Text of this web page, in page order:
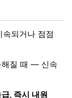
되거나 점점
해질 때 — 신속
, 즉시 내원